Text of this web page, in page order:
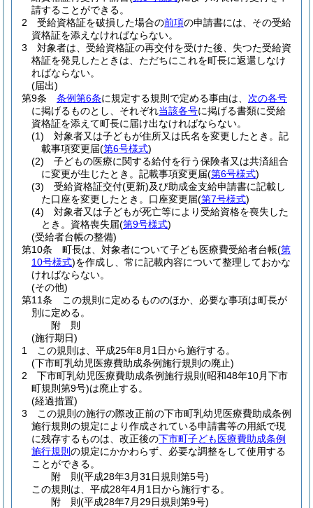
請することができる。
2
受給資格証を破損した場合の前項の申請書には、その受給
資格証を添えなければならない。
3
対象者は、受給資格証の再交付を受けた後、失つた受給資
格証を発見したときは、ただちにこれを町長に返還しなけ
ればならない。
(届出)
第9条
条例第6条に規定する規則で定める事由は、 次の各号
に掲げるものとし、それぞれ当該各号に掲げる書類に受給
資格証を添えて町長に届け出なければならない。
(1)
対象者又は子どもが住所又は氏名を変更したとき。記
載事項変更届(第6号様式)
(2)
子どもの医療に関する給付を行う保険者又は共済組合
に変更が生じたとき。記載事項変更届(第6号様式)
(3)
受給資格証交付(更新)及び助成金支給申請書に記載し
た口座を変更したとき。口座変更届(第7号様式)
(4)
対象者又は子どもが死亡等により受給資格を喪失した
とき。資格喪失届(第9号様式)
(受給者台帳の整備)
第10条
町長は、対象者について子ども医療費受給者台帳(第
10号様式)を作成し、常に記載内容について整理しておかな
ければならない。
(その他)
第11条
この規則に定めるもののほか、必要な事項は町長が
別に定める。
附 則
(施行期日)
1
この規則は、平成25年8月1日から施行する。
(下市町乳幼児医療費助成条例施行規則の廃止)
2
下市町乳幼児医療費助成条例施行規則 (昭和48年10月下市
町規則第9号)は廃止する。
(経過措置)
3
この規則の施行の際改正前の下市町乳幼児医療費助成条例
施行規則の規定により作成されている申請書等の用紙で現
に残存するものは、改正後の下市町子ども医療費助成条例
施行規則 の規定にかかわらず、必要な調整をして使用する
ことができる。
附 則(平成28年3月31日規則第5号)
この規則は、平成28年4月1日から施行する。
附 則(平成28年7月29日規則第9号)